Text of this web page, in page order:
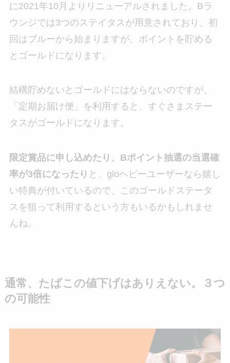
に2021年10月よりリニューアルされました。Bラ
ウンジでは3つのステイタスが用意されており、初
回はブルーから始まりますが、ポイントを貯める
とゴールドになります。
結構貯めないとゴールドにはならないのですが、
「定期お届け便」を利用すると、すぐさまステー
タスがゴールドになります。
限定賞品に申し込めたり、Bポイント抽選の当選確
率が3倍になったり と、gloヘビーユーザーなら嬉し
い特典が付いているので、このゴールドステータ
スを狙って利用するという方もいるかもしれませ
んね。
通常、たばこの値下げはありえない。３つ
の可能性